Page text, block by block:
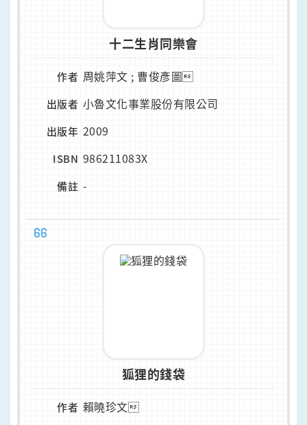
十二生肖同樂會
作者 周姚萍文 ; 曹俊彥圖
出版者 小魯文化事業股份有限公司
出版年 2009
ISBN 986211083X
備註 -
66
狐狸的錢袋
作者 賴曉珍文